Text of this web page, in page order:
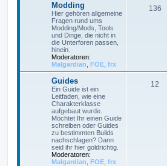
Modding
Hier gehören allgemeine
Fragen rund ums
Modding/Mods, Tools
und Dinge, die nicht in
die Unterforen passen,
hinein.
Moderatoren:
Malgardian FOE frx
136
Guides
Ein Guide ist ein
Leitfaden, wie eine
Charakterklasse
aufgebaut wurde.
Möchtet Ihr einen Guide
schreiben oder Guides
zu bestimmten Builds
nachschlagen? Dann
seid ihr hier goldrichtig.
Moderatoren:
Malgardian FOE frx
12